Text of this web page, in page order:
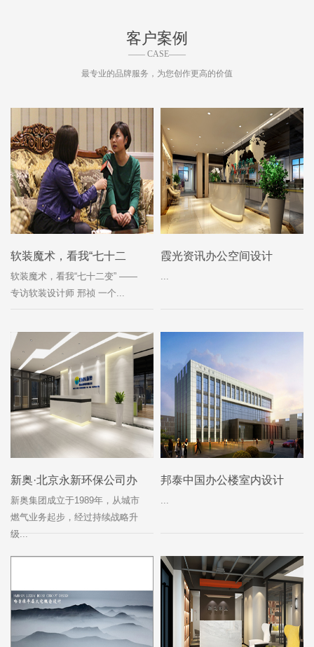
客户案例
—— CASE——
最专业的品牌服务，为您创作更高的价值
软装魔术，看我“七十二
变”
软装魔术，看我“七十二变” ——
专访软装设计师 邢祯 一个...
霞光资讯办公空间设计
...
新奥·北京永新环保公司办
公室设计
新奥集团成立于1989年，从城市
燃气业务起步，经过持续战略升
级...
邦泰中国办公楼室内设计
...